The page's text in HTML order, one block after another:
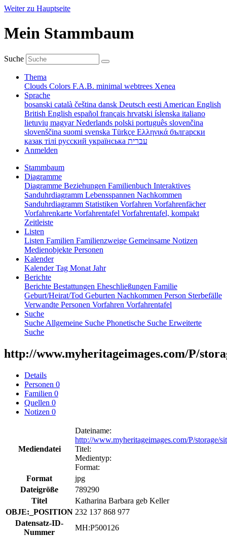
Weiter zu Hauptseite
Mein Stammbaum
Suche
Thema
Clouds Colors F.A.B. minimal webtrees Xenea
Sprache
bosanski català čeština dansk Deutsch eesti American English
British English español français hrvatski íslenska italiano
lietuvių magyarNederlands polski português slovenčina
slovenščina suomi svenska Türkçe Ελληνικά български
қазақ тілі русский українська עברית
Anmelden
Stammbaum
Diagramme
Diagramme Beziehungen Familienbuch Interaktives
Sanduhrdiagramm Lebensspannen Nachkommen
Sanduhrdiagramm Statistiken Vorfahren Vorfahrenfächer
Vorfahrenkarte Vorfahrentafel Vorfahrentafel, kompakt
Zeitleiste
Listen
Listen Familien Familienzweige Gemeinsame Notizen
Medienobjekte Personen
Kalender
KalenderTag Monat Jahr
Berichte
Berichte Bestattungen Eheschließungen Familie
Geburt/Heirat/Tod Geburten Nachkommen Person Sterbefälle
Verwandte Personen Vorfahren Vorfahrentafel
Suche
Suche Allgemeine Suche Phonetische Suche Erweiterte
Suche
http://www.myheritageimages.com/P/
Details
Personen 0
Familien 0
Quellen 0
Notizen 0
Mediendatei
Dateiname:
http://www.myheritageimages.com/P/storage/
Titel:
Medientyp:
Format:
Format
jpg
Dateigröße
789290
Titel
Katharina Barbara geb Keller
OBJE:_POSITION 232 137 868 977
Datensatz-ID-
Nummer
MH:P500126